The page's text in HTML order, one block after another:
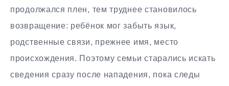
продолжался плен, тем труднее становилось
возвращение: ребёнок мог забыть язык,
родственные связи, прежнее имя, место
происхождения. Поэтому семьи старались искать
сведения сразу после нападения, пока следы